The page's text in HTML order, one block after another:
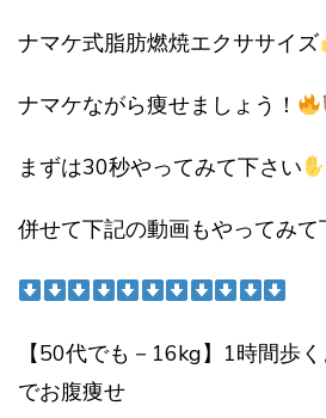
ナマケ式脂肪燃焼エクササイズ
ナマケながら痩せましょう！
まずは30秒やってみて下さい
併せて下記の動画もやってみて
【50代でも－16kg】1時間歩
でお腹痩せ